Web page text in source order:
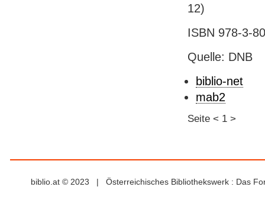
12)
ISBN 978-3-
Quelle: DNB
biblio-net
mab2
Seite < 1 >
biblio.at © 2023 | Österreichisches Bibliothekswerk : Das